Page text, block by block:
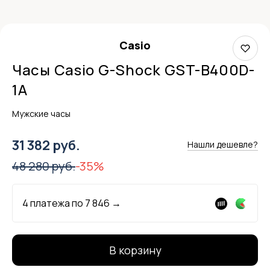
Casio
Часы Casio G-Shock GST-B400D-
1A
Мужские часы
31 382 руб. Нашли дешевле?
48 280 руб.-35%
4 платежа по 7 846 →
В корзину